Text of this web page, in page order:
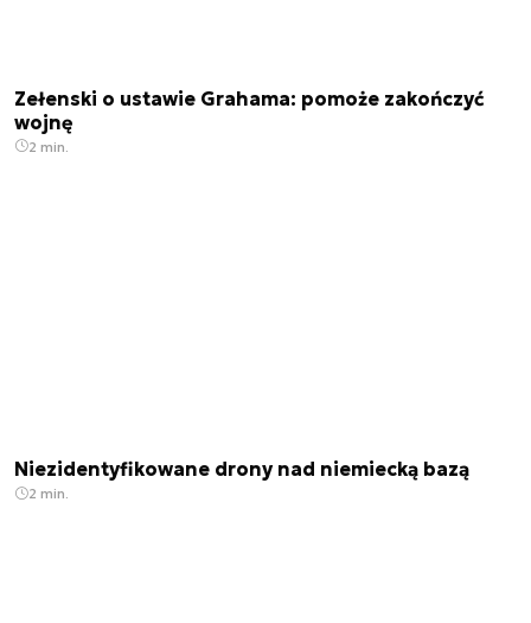
Zełenski o ustawie Grahama: pomoże zakończyć
wojnę
2 min.
Niezidentyfikowane drony nad niemiecką bazą
2 min.